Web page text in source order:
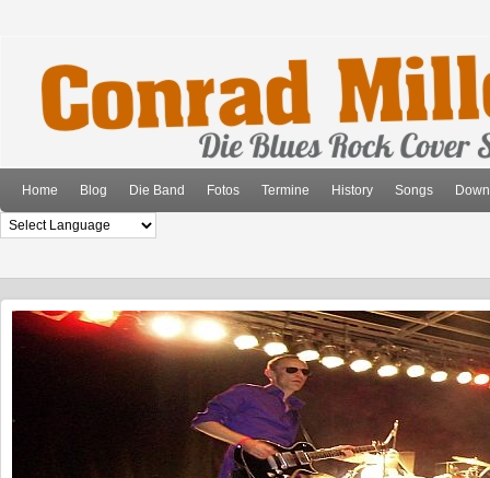
Home Blog Die Band Fotos Termine History Songs